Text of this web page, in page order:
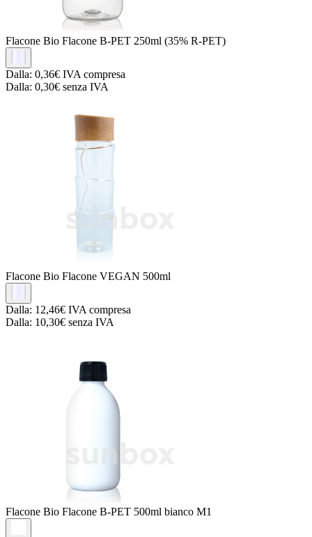
Flacone Bio Flacone B-PET 250ml (35% R-PET)
Dalla: 0,36€ IVA compresa
Dalla: 0,30€ senza IVA
Flacone Bio Flacone VEGAN 500ml
Dalla: 12,46€ IVA compresa
Dalla: 10,30€ senza IVA
Flacone Bio Flacone B-PET 500ml bianco M1